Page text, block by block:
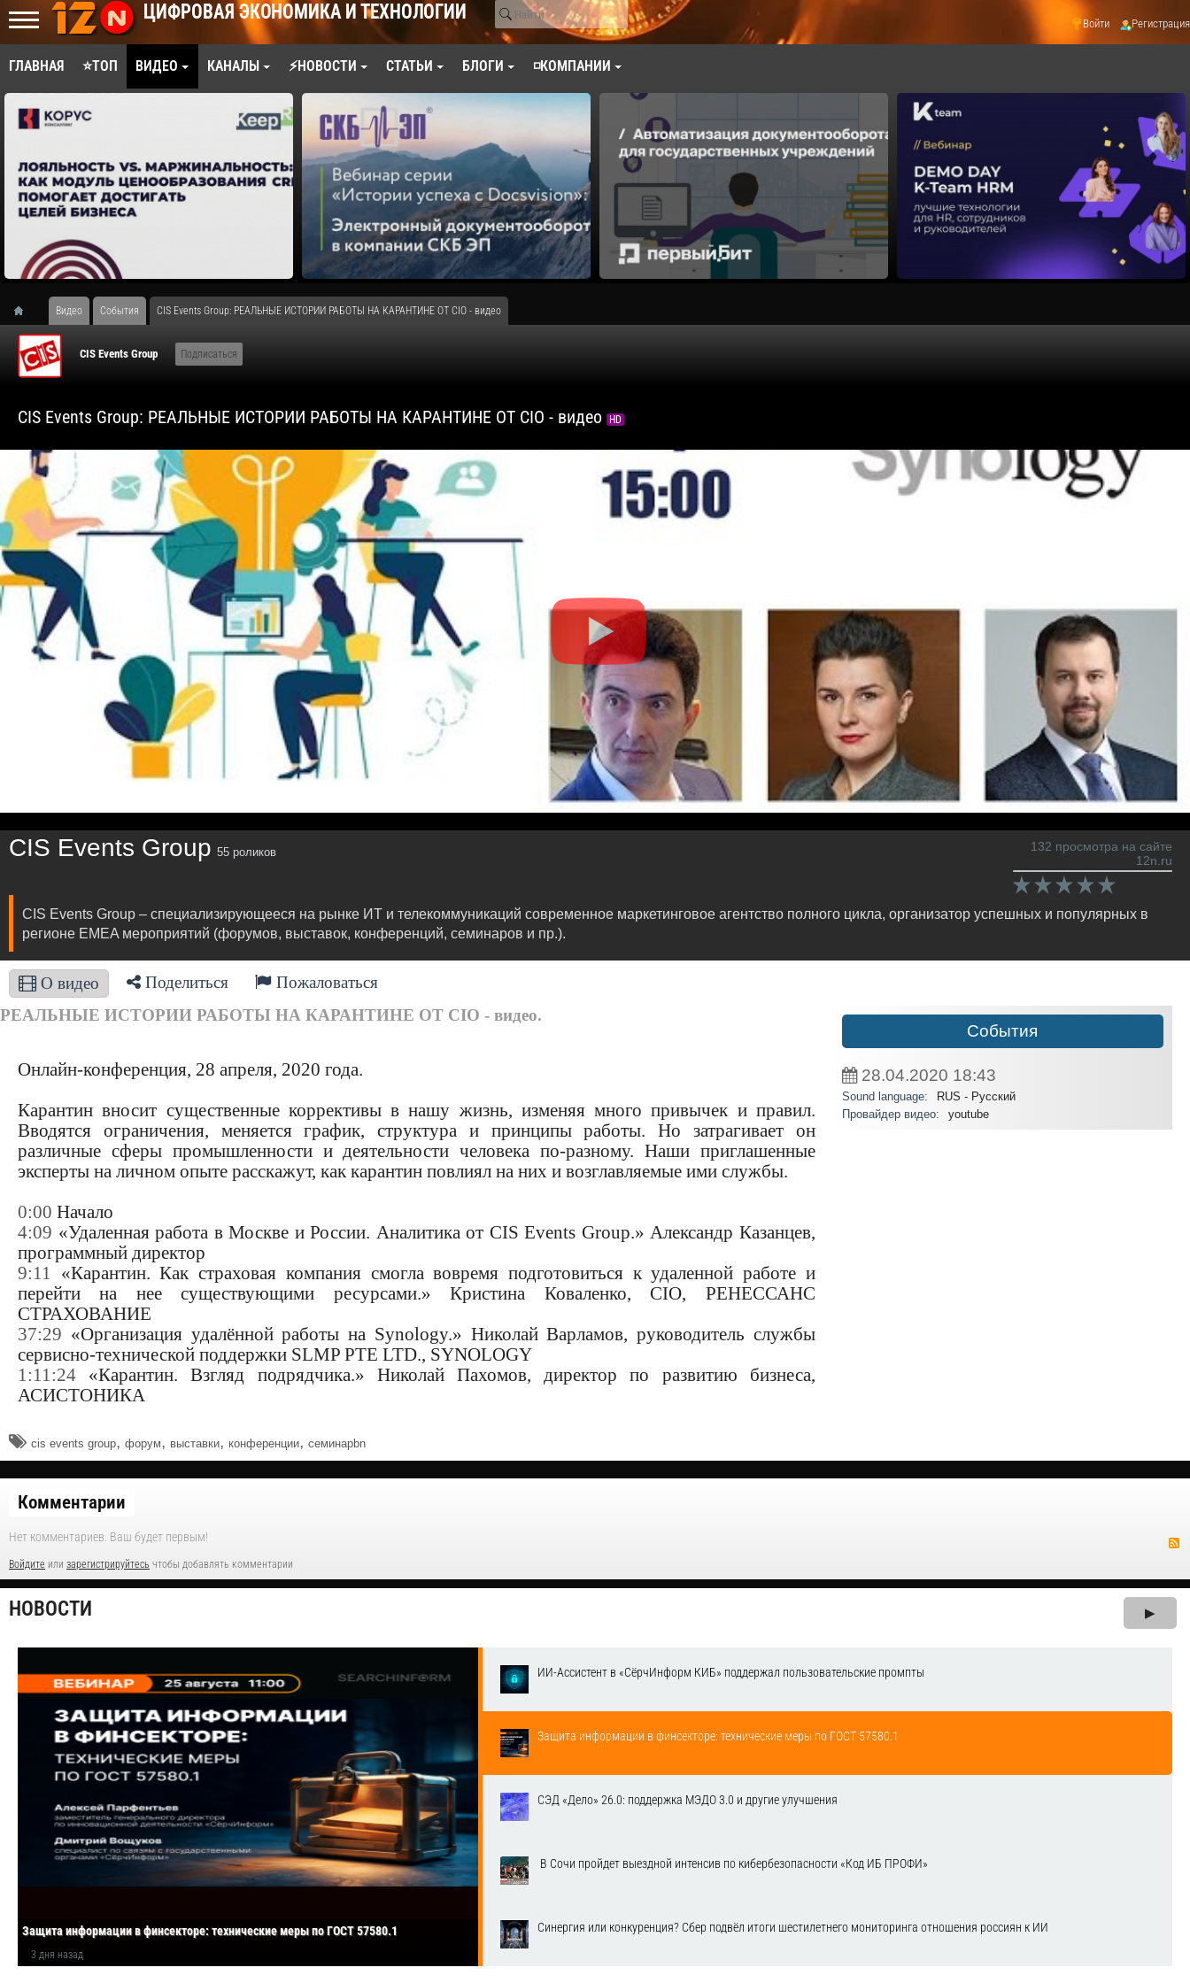
ЦИФРОВАЯ ЭКОНОМИКА И ТЕХНОЛОГИИ Войти Регистрация
ГЛАВНАЯ ⭐ТОП ВИДЕО КАНАЛЫ ⚡НОВОСТИ СТАТЬИ БЛОГИ ◽КОМПАНИИ
Видео События CIS Events Group: РЕАЛЬНЫЕ ИСТОРИИ РАБОТЫ НА КАРАНТИНЕ ОТ CIO - видео
CIS Events Group Подписаться
CIS Events Group: РЕАЛЬНЫЕ ИСТОРИИ РАБОТЫ НА КАРАНТИНЕ ОТ CIO - видео HD
CIS Events Group 55 роликов
132 просмотра на сайте
12n.ru
CIS Events Group – специализирующееся на рынке ИТ и телекоммуникаций современное маркетинговое агентство полного цикла, организатор успешных и популярных в
регионе EMEA мероприятий (форумов, выставок, конференций, семинаров и пр.).
О видео Поделиться
Пожаловаться
РЕАЛЬНЫЕ ИСТОРИИ РАБОТЫ НА КАРАНТИНЕ ОТ CIO - видео.
Онлайн-конференция, 28 апреля, 2020 года.
Карантин вносит существенные коррективы в нашу жизнь, изменяя много привычек и правил.
Вводятся ограничения, меняется график, структура и принципы работы. Но затрагивает он
различные сферы промышленности и деятельности человека по-разному. Наши приглашенные
эксперты на личном опыте расскажут, как карантин повлиял на них и возглавляемые ими службы.
0:00 Начало
4:09 «Удаленная работа в Москве и России. Аналитика от CIS Events Group.» Александр Казанцев,
программный директор
9:11
«Карантин. Как страховая компания смогла вовремя подготовиться к удаленной работе и
перейти на нее существующими ресурсами.» Кристина Коваленко, CIO, РЕНЕССАНС
СТРАХОВАНИЕ
37:29 «Организация удалённой работы на Synology.» Николай Варламов, руководитель службы
сервисно-технической поддержки SLMP PTE LTD., SYNOLOGY
1:11:24 «Карантин. Взгляд подрядчика.» Николай Пахомов, директор по развитию бизнеса,
АСИСТОНИКА
cis events group, форум, выставки, конференции, семинарbn
События
28.04.2020 18:43
Sound language:
RUS - Русский
Провайдер видео:
youtube
Комментарии
Нет комментариев. Ваш будет первым!
Войдите или зарегистрируйтесь чтобы добавлять комментарии
НОВОСТИ ▶
Защита информации в финсекторе: технические меры по ГОСТ 57580.1
3 дня назад
ИИ-Ассистент в «СёрчИнформ КИБ» поддержал пользовательские промпты
Защита информации в финсекторе: технические меры по ГОСТ 57580.1
СЭД «Дело» 26.0: поддержка МЭДО 3.0 и другие улучшения
​ В Сочи пройдет выездной интенсив по кибербезопасности «Код ИБ ПРОФИ»
Синергия или конкуренция? Сбер подвёл итоги шестилетнего мониторинга отношения россиян к ИИ